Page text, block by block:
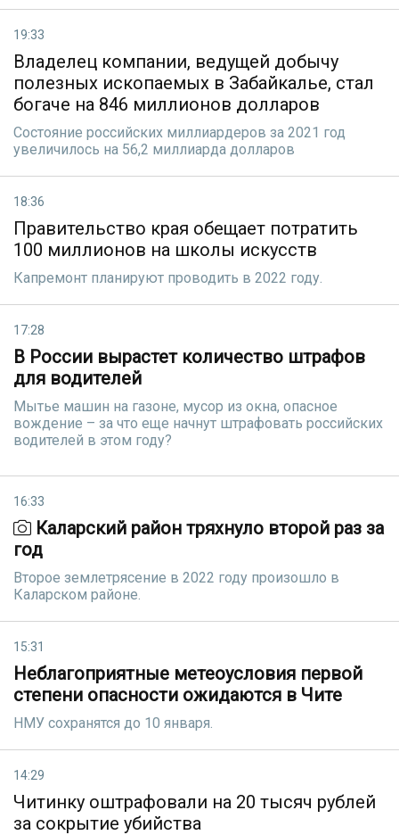
19:33
Владелец компании, ведущей добычу
полезных ископаемых в Забайкалье, стал
богаче на 846 миллионов долларов
Состояние российских миллиардеров за 2021 год
увеличилось на 56,2 миллиарда долларов
18:36
Правительство края обещает потратить
100 миллионов на школы искусств
Капремонт планируют проводить в 2022 году.
17:28
В России вырастет количество штрафов
для водителей
Мытье машин на газоне, мусор из окна, опасное
вождение – за что еще начнут штрафовать российских
водителей в этом году?
16:33
Каларский район тряхнуло второй раз за
год
Второе землетрясение в 2022 году произошло в
Каларском районе.
15:31
Неблагоприятные метеоусловия первой
степени опасности ожидаются в Чите
НМУ сохранятся до 10 января.
14:29
Читинку оштрафовали на 20 тысяч рублей
за сокрытие убийства